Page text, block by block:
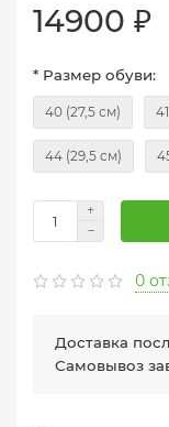
14900 ₽
* Размер обуви:
40 (27,5 см)
44 (29,5 см)
0
Доставка
Самовывоз